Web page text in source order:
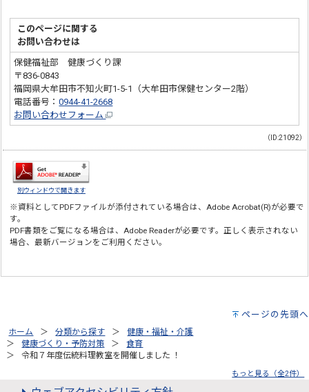
このページに関する
お問い合わせは
保健福祉部 健康づくり課
〒836-0843
福岡県大牟田市不知火町1-5-1（大牟田市保健センター2階）
電話番号：0944-41-2668
お問い合わせフォーム
（ID:21092）
別ウィンドウで開きます
※資料としてPDFファイルが添付されている場合は、Adobe Acrobat(R)が必要で
す。
PDF書類をご覧になる場合は、Adobe Readerが必要です。正しく表示されない
場合、最新バージョンをご利用ください。
ページの先頭へ
ホーム 分類から探す
健康・福祉・介護
健康づくり・予防対策
食育
令和７年度伝統料理教室を開催しました ！
もっと見る（全2件）